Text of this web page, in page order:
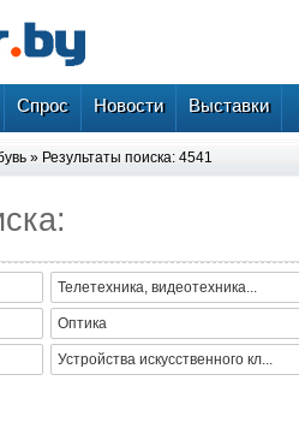
Спрос Новости Выставки
» Результаты поиска: 4541
Телетехника, видеотехника...
Оптика
Устройства искусственного кл...